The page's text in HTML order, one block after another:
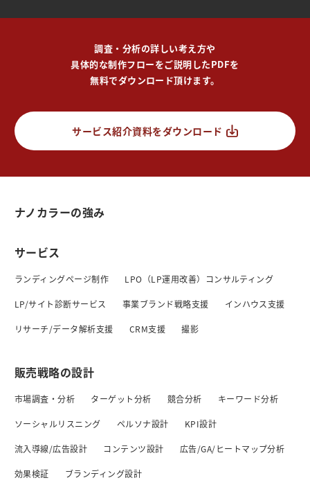
調査・分析の詳しい考え方や
具体的な制作フローをご説明したPDFを
無料でダウンロード頂けます。
サービス紹介資料をダウンロード
ナノカラーの強み
サービス
ランディングページ制作 LPO（LP運用改善）コンサルティング
LP/サイト診断サービス 事業ブランド戦略支援 インハウス支援
リサーチ/データ解析支援 CRM支援 撮影
販売戦略の設計
市場調査・分析 ターゲット分析 競合分析 キーワード分析
ソーシャルリスニング ペルソナ設計 KPI設計
流入導線/広告設計 コンテンツ設計 広告/GA/ヒートマップ分析
効果検証 ブランディング設計